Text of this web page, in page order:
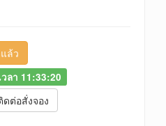
ล้ว
ลา 11:33:20
ดต่อสั่งจอง